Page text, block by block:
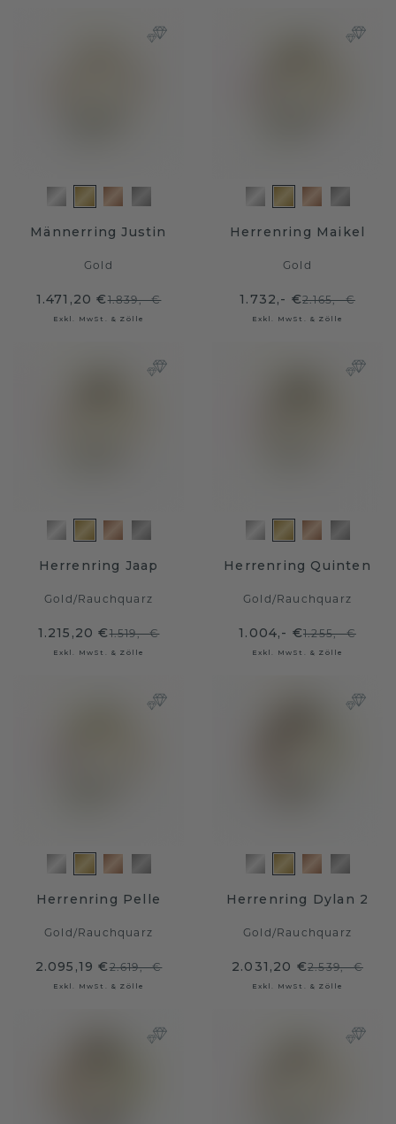
Männerring Justin
Gold
1.471,20 €1.839,- €
Exkl. MwSt. & Zölle
Herrenring Maikel
Gold
1.732,- €2.165,- €
Exkl. MwSt. & Zölle
Herrenring Jaap
Gold/Rauchquarz
1.215,20 €1.519,- €
Exkl. MwSt. & Zölle
Herrenring Quinten
Gold/Rauchquarz
1.004,- €1.255,- €
Exkl. MwSt. & Zölle
Herrenring Pelle
Gold/Rauchquarz
2.095,19 €2.619,- €
Exkl. MwSt. & Zölle
Herrenring Dylan 2
Gold/Rauchquarz
2.031,20 €2.539,- €
Exkl. MwSt. & Zölle